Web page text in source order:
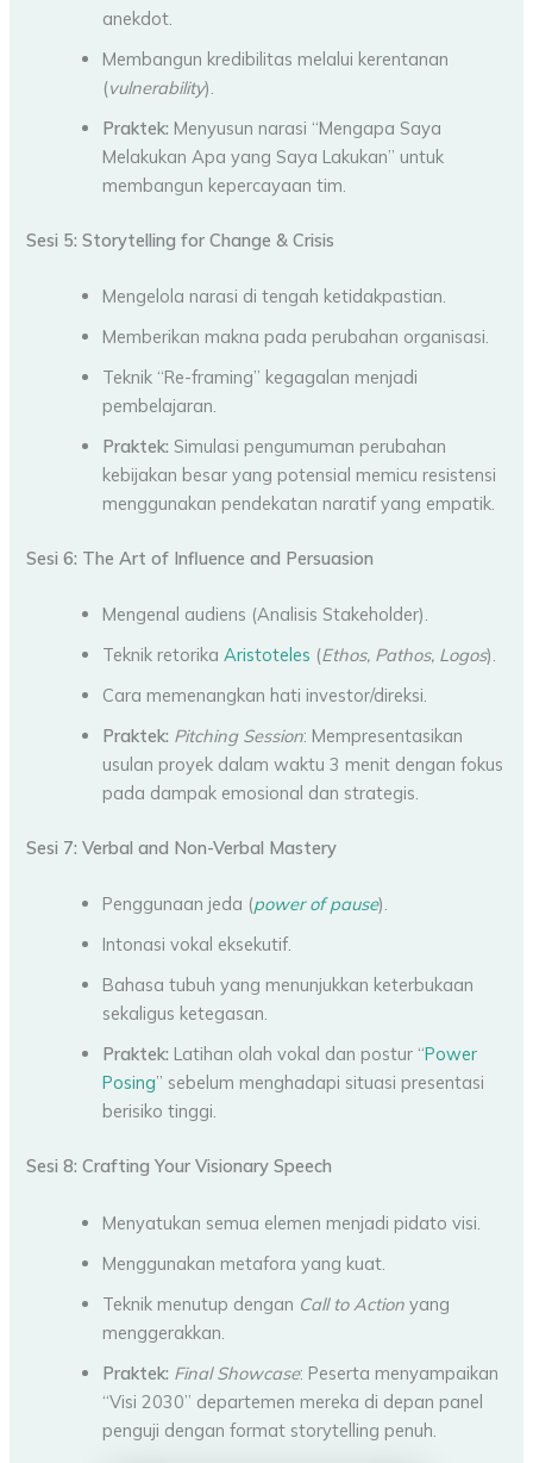
anekdot.
Membangun kredibilitas melalui kerentanan
(vulnerability).
Praktek: Menyusun narasi “Mengapa Saya
Melakukan Apa yang Saya Lakukan” untuk
membangun kepercayaan tim.
Sesi 5: Storytelling for Change & Crisis
Mengelola narasi di tengah ketidakpastian.
Memberikan makna pada perubahan organisasi.
Teknik “Re-framing” kegagalan menjadi
pembelajaran.
Praktek: Simulasi pengumuman perubahan
kebijakan besar yang potensial memicu resistensi
menggunakan pendekatan naratif yang empatik.
Sesi 6: The Art of Influence and Persuasion
Mengenal audiens (Analisis Stakeholder).
Teknik retorikaAristoteles (Ethos, Pathos, Logos).
Cara memenangkan hati investor/direksi.
Praktek: Pitching Session: Mempresentasikan
usulan proyek dalam waktu 3 menit dengan fokus
pada dampak emosional dan strategis.
Sesi 7: Verbal and Non-Verbal Mastery
Penggunaan jeda (power of pause).
Intonasi vokal eksekutif.
Bahasa tubuh yang menunjukkan keterbukaan
sekaligus ketegasan.
Praktek: Latihan olah vokal dan postur “Power
Posing” sebelum menghadapi situasi presentasi
berisiko tinggi.
Sesi 8: Crafting Your Visionary Speech
Menyatukan semua elemen menjadi pidato visi.
Menggunakan metafora yang kuat.
Teknik menutup dengan Call to Action yang
menggerakkan.
Praktek: Final Showcase: Peserta menyampaikan
“Visi 2030” departemen mereka di depan panel
penguji dengan format storytelling penuh.